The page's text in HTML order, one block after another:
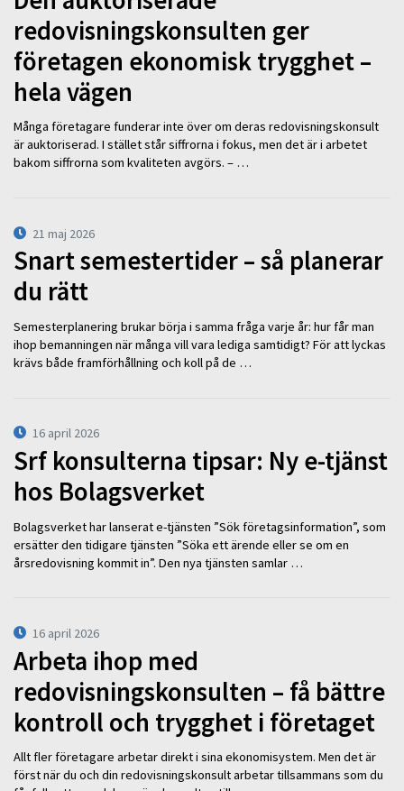
redovisningskonsulten ger
företagen ekonomisk trygghet –
hela vägen
Många företagare funderar inte över om deras redovisningskonsult
är auktoriserad. I stället står siffrorna i fokus, men det är i arbetet
bakom siffrorna som kvaliteten avgörs. – …
21 maj 2026
Snart semestertider – så planerar
du rätt
Semesterplanering brukar börja i samma fråga varje år: hur får man
ihop bemanningen när många vill vara lediga samtidigt? För att lyckas
krävs både framförhållning och koll på de …
16 april 2026
Srf konsulterna tipsar: Ny e-tjänst
hos Bolagsverket
Bolagsverket har lanserat e-tjänsten ”Sök företagsinformation”, som
ersätter den tidigare tjänsten ”Söka ett ärende eller se om en
årsredovisning kommit in”. Den nya tjänsten samlar …
16 april 2026
Arbeta ihop med
redovisningskonsulten – få bättre
kontroll och trygghet i företaget
Allt fler företagare arbetar direkt i sina ekonomisystem. Men det är
först när du och din redovisningskonsult arbetar tillsammans som du